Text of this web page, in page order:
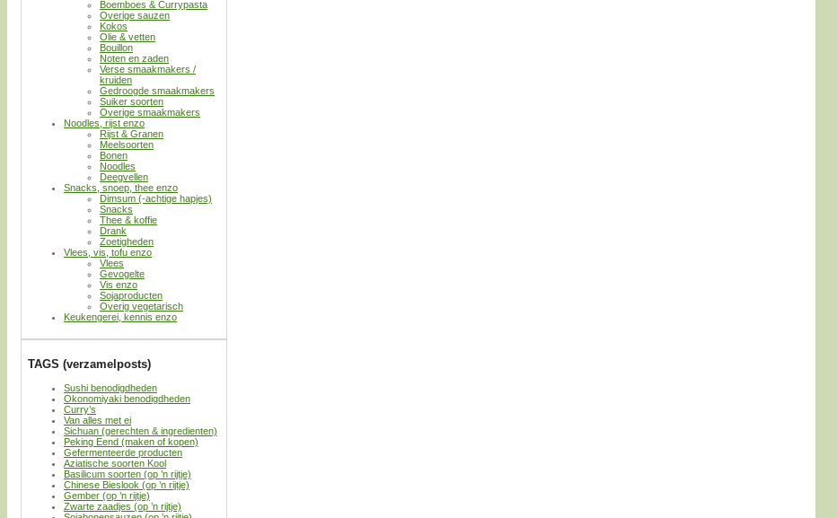
Boemboes & Currypasta
Overige sauzen
Kokos
Olie & vetten
Bouillon
Noten en zaden
Verse smaakmakers /
kruiden
Gedroogde smaakmakers
Suiker soorten
Overige smaakmakers
Noodles, rijst enzo
Rijst & Granen
Meelsoorten
Bonen
Noodles
Deegvellen
Snacks, snoep, thee enzo
Dimsum (-achtige hapjes)
Snacks
Thee & koffie
Drank
Zoetigheden
Vlees, vis, tofu enzo
Vlees
Gevogelte
Vis enzo
Sojaproducten
Overig vegetarisch
Keukengerei, kennis enzo
TAGS (verzamelposts)
Sushi benodigdheden
Okonomiyaki benodigdheden
Curry’s
Van alles met ei
Sichuan (gerechten & ingredienten)
Peking Eend (maken of kopen)
Gefermenteerde producten
Aziatische soorten Kool
Basilicum soorten (op ’n rijtje)
Chinese Bieslook (op ’n rijtje)
Gember (op ’n rijtje)
Zwarte zaadjes (op ’n rijtje)